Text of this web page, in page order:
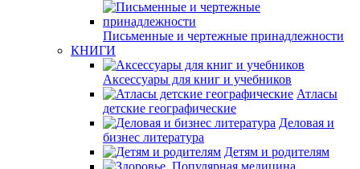
Письменные и чертежные принадлежности
КНИГИ
Аксессуары для книг и учебников
Атласы
детские географические
Деловая и
бизнес литература
Детям и родителям